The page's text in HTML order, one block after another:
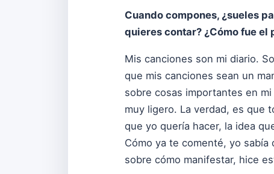
Cuando compones, ¿sueles
quieres contar? ¿Cómo fue
Mis canciones son mi diario.
que mis canciones sean un
sobre cosas importantes en
muy ligero. La verdad, es que
que yo quería hacer, la idea
Cómo ya te comenté, yo
sobre cómo manifestar, hice